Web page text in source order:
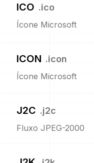
ICO .ico
Ícone Microsoft
ICON .icon
Ícone Microsoft
J2C .j2c
Fluxo JPEG-2000